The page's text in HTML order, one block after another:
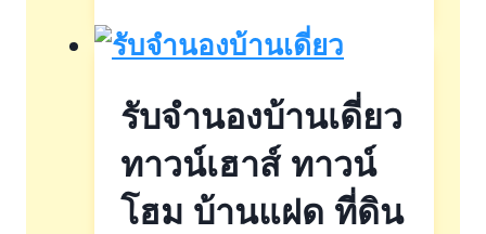
รับจำนองบ้านเดี่ยว
ทาวน์เฮาส์ ทาวน์
โฮม บ้านแฝด ที่ดิน